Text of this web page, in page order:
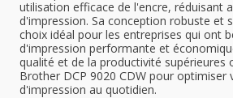
utilisation efficace de l'encre, réduisant
d'impression. Sa conception robuste et
choix idéal pour les entreprises qui ont
d'impression performante et
qualité et de la productivité supérieures
Brother DCP 9020 CDW pour optimiser
d'impression au quotidien.